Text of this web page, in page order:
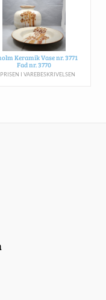
Keramik Vase nr. 3771
Fad nr. 3770
I VAREBESKRIVELSEN